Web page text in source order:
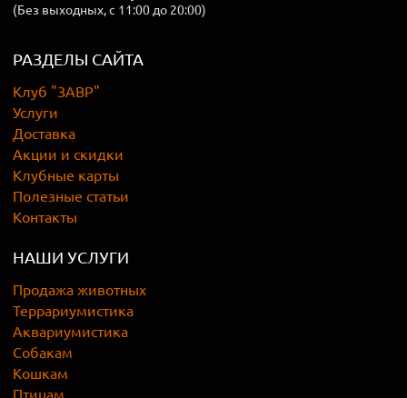
(Без выходных, с 11:00 до 20:00)
РАЗДЕЛЫ САЙТА
Клуб "ЗАВР"
Услуги
Доставка
Акции и скидки
Клубные карты
Полезные статьи
Контакты
НАШИ УСЛУГИ
Продажа животных
Террариумистика
Аквариумистика
Собакам
Кошкам
Птицам